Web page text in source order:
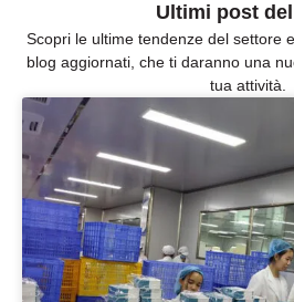
Ultimi post
Scopri le ultime tendenze del settore
blog aggiornati, che ti daranno una
tua attività.